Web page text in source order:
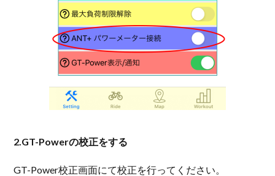
2.GT-Powerの校正をする
GT-Power校正画面にて校正を行ってください。